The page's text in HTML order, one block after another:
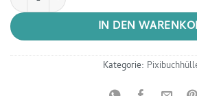
IN DEN
Kategorie: